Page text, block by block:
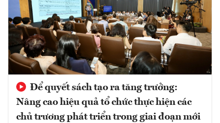
Để quyết sách tạo ra tăng trưởng:
Nâng cao hiệu quả tổ chức thực hiện các
chủ trương phát triển trong giai đoạn mới